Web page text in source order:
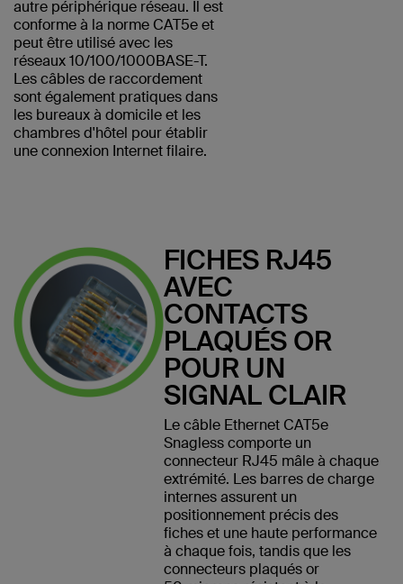
autre périphérique réseau. Il est
conforme à la norme CAT5e et
peut être utilisé avec les
réseaux 10/100/1000BASE-T.
Les câbles de raccordement
sont également pratiques dans
les bureaux à domicile et les
chambres d'hôtel pour établir
une connexion Internet filaire.
FICHES RJ45
AVEC
CONTACTS
PLAQUÉS OR
POUR UN
SIGNAL CLAIR
Le câble Ethernet CAT5e
Snagless comporte un
connecteur RJ45 mâle à chaque
extrémité. Les barres de charge
internes assurent un
positionnement précis des
fiches et une haute performance
à chaque fois, tandis que les
connecteurs plaqués or